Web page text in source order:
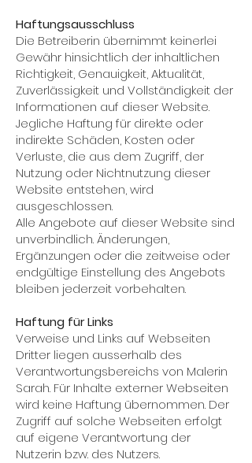
Haftungsausschluss
Die Betreiberin übernimmt keinerlei
Gewähr hinsichtlich der inhaltlichen
Richtigkeit, Genauigkeit, Aktualität,
Zuverlässigkeit und Vollständigkeit der
Informationen auf dieser Website.
Jegliche Haftung für direkte oder
indirekte Schäden, Kosten oder
Verluste, die aus dem Zugriff, der
Nutzung oder Nichtnutzung dieser
Website entstehen, wird
ausgeschlossen.
Alle Angebote auf dieser Website sind
unverbindlich. Änderungen,
Ergänzungen oder die zeitweise oder
endgültige Einstellung des Angebots
bleiben jederzeit vorbehalten.
Haftung für Links
Verweise und Links auf Webseiten
Dritter liegen ausserhalb des
Verantwortungsbereichs von Malerin
Sarah. Für Inhalte externer Webseiten
wird keine Haftung übernommen. Der
Zugriff auf solche Webseiten erfolgt
auf eigene Verantwortung der
Nutzerin bzw. des Nutzers.